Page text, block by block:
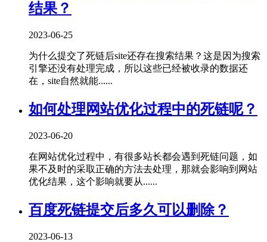
结果？
2023-06-25
为什么提交了死链后site还存在搜索结果？这是因为搜索
引擎还没有处理完成，所以这些已经被收录的数据还
在，site自然就能......
如何处理网站优化过程中的死链呢？
2023-06-20
在网站优化过程中，有很多站长都会遇到死链问题，如
果不及时的采取正确的方法去处理，那就会影响到网站
优化结果，这个影响就要从......
百度死链提交后多久可以删除？
2023-06-13